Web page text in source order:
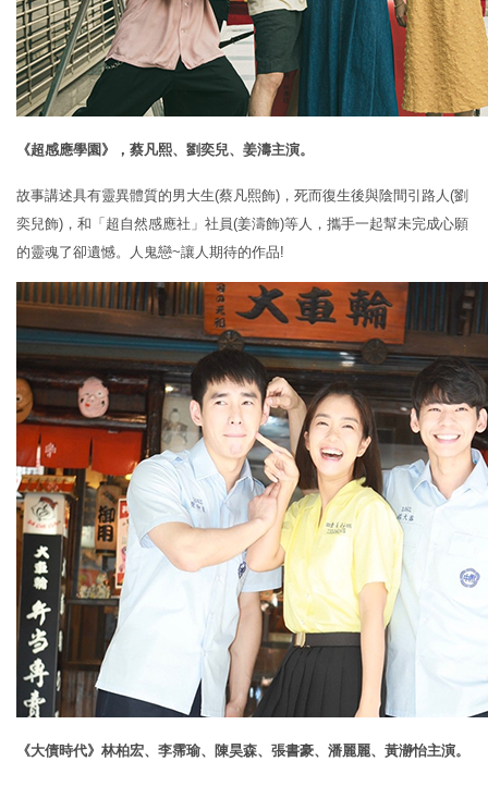
《超感應學園》，蔡凡熙、劉奕兒、姜濤主演。
故事講述具有靈異體質的男大生(蔡凡熙飾)，死而復生後與陰間引路人(劉
奕兒飾)，和「超自然感應社」社員(姜濤飾)等人，攜手一起幫未完成心願
的靈魂了卻遺憾。人鬼戀~讓人期待的作品!
《大債時代》林柏宏、李霈瑜、陳昊森、張書豪、潘麗麗、黃瀞怡主演。